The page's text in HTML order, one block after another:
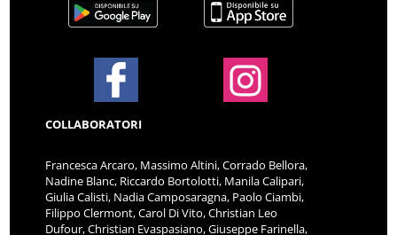
COLLABORATORI
Francesca Arcaro, Massimo Altini, Corrado Bellora,
Nadine Blanc, Riccardo Bortolotti, Manila Calipari,
Giulia Calisti, Nadia Camposaragna, Paolo Ciambi,
Filippo Clermont, Carol Di Vito, Christian Leo
Dufour, Christian Evaspasiano, Giuseppe Farinella,